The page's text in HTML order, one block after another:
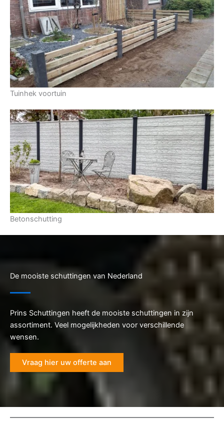
Tuinhek voortuin
Betonschutting
De mooiste schuttingen van Nederland
Prins Schuttingen heeft de mooiste schuttingen in zijn
assortiment. Veel mogelijkheden voor verschillende
wensen.
Vraag hier uw offerte aan